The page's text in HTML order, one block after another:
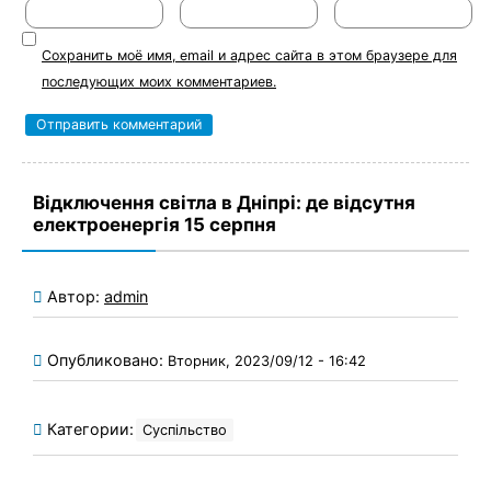
Сохранить моё имя, email и адрес сайта в этом браузере для
последующих моих комментариев.
Відключення світла в Дніпрі: де відсутня
електроенергія 15 серпня
Автор: admin
Опубликовано: Вторник, 2023/09/12 - 16:42
Категории: Суспільство